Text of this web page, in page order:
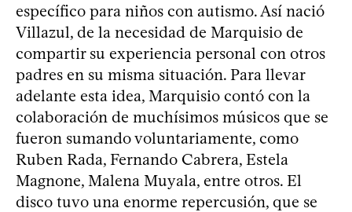
específico para niños con autismo. Así nació
Villazul, de la necesidad de Marquisio de
compartir su experiencia personal con otros
padres en su misma situación. Para llevar
adelante esta idea, Marquisio contó con la
colaboración de muchísimos músicos que se
fueron sumando voluntariamente, como
Ruben Rada, Fernando Cabrera, Estela
Magnone, Malena Muyala, entre otros. El
disco tuvo una enorme repercusión, que se